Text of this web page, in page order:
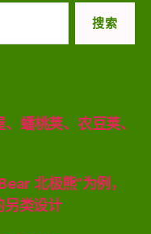
蟠桃荚、农豆荚、
北极熊”为例，
另类设计